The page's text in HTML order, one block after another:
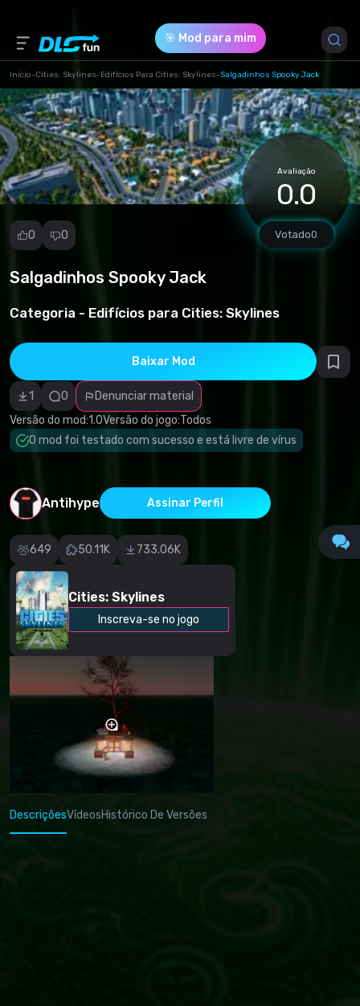
🎯 Mod para mim
Início-Cities: Skylines-Edifícios Para Cities: Skylines-Salgadinhos Spooky Jack
Avaliação
0.0
Votado0
0 0
Salgadinhos Spooky Jack
Categoria - Edifícios para Cities: Skylines
Baixar Mod
1 0
Denunciar material
Versão do mod:1.0Versão do jogo:Todos
O mod foi testado com sucesso e está livre de vírus
Antihype Assinar Perfil
649 50.11K 733.06K
Cities: Skylines
Inscreva-se no jogo
Denunciar
incorreta
Software
malicioso/vírus
Conteúdo não
funcional
Descrição
DescriçõesVídeosHistórico De Versões
Versão do Jogo *
0 (44e166329421fe47f1c77ffea0469be6.zip)
Download (1.33 Mb)